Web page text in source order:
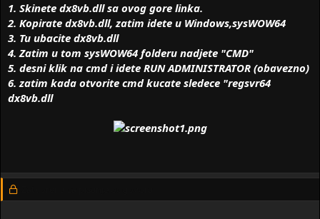
1. Skinete dx8vb.dllsa ovog gore linka.
2. Kopirate dx8vb.dll, zatim idete u Windows,sysWOW64
3. Tu ubacite dx8vb.dll
4. Zatim u tom sysWOW64 folderu nadjete "CMD"
5. desni klik na cmd i idete RUN ADMINISTRATOR (obavezno)
6. zatim kada otvorite cmd kucate sledece "regsvr64
dx8vb.dll